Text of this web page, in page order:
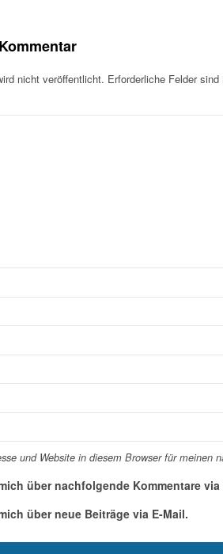
nicht veröffentlicht. Erforderliche Felder sind
und Website in diesem Browser für meinen
über nachfolgende Kommentare via
über neue Beiträge via E-Mail.